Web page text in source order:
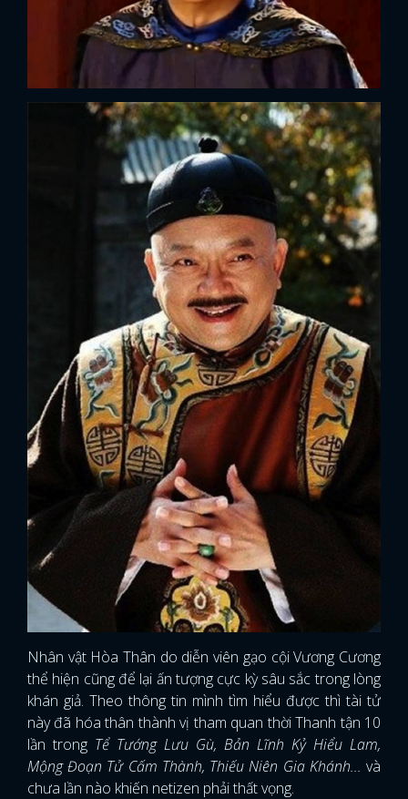
Nhân vật Hòa Thân do diễn viên gạo cội Vương Cương
thể hiện cũng để lại ấn tượng cực kỳ sâu sắc trong lòng
khán giả. Theo thông tin mình tìm hiểu được thì tài tử
này đã hóa thân thành vị tham quan thời Thanh tận 10
lần trong Tể Tướng Lưu Gù, Bản Lĩnh Kỷ Hiểu Lam,
Mộng Đoạn Tử Cấm Thành, Thiếu Niên Gia Khánh... và
chưa lần nào khiến netizen phải thất vọng.